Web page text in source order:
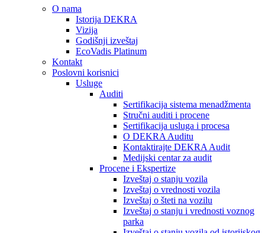
O nama
Istorija DEKRA
Vizija
Godišnji izveštaj
EcoVadis Platinum
Kontakt
Poslovni korisnici
Usluge
Auditi
Sertifikacija sistema menadžmenta
Stručni auditi i procene
Sertifikacija usluga i procesa
O DEKRA Auditu
Kontaktirajte DEKRA Audit
Medijski centar za audit
Procene i Ekspertize
Izveštaj o stanju vozila
Izveštaj o vrednosti vozila
Izveštaj o šteti na vozilu
Izveštaj o stanju i vrednosti voznog
parka